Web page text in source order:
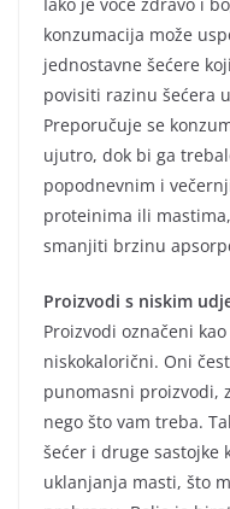
konzumacija može
jednostavne šećere
povisiti razinu šećera
Preporučuje se
ujutro, dok bi ga
popodnevnim i
proteinima ili
smanjiti brzinu
Proizvodi s niskim
Proizvodi označeni
niskokalorični. Oni
punomasni proizvodi,
nego što vam treba.
šećer i druge sastojke
uklanjanja masti, što